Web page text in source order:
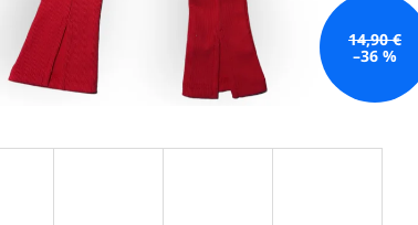
14,90 €
–36 %